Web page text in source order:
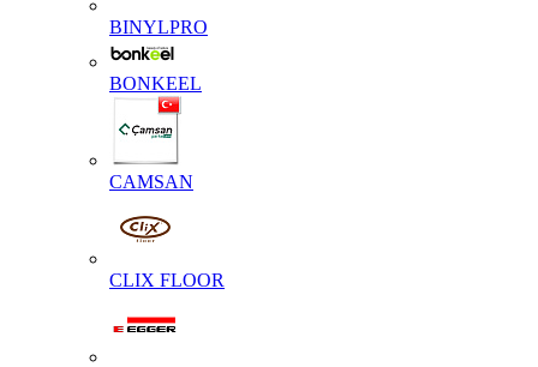
BINYLPRO
BONKEEL
CAMSAN
CLIX FLOOR